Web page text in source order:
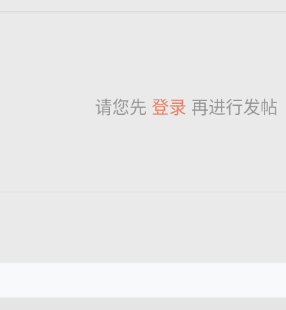
请您先 登录 再进行发帖